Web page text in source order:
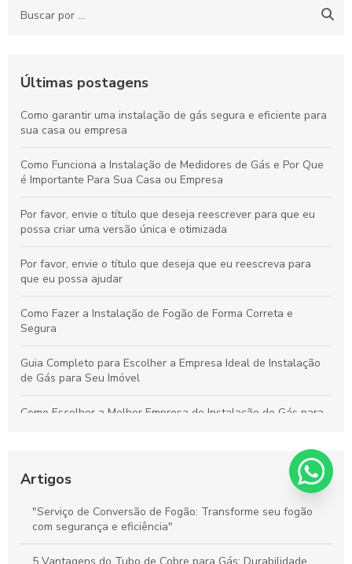
Últimas postagens
Como garantir uma instalação de gás segura e eficiente para
sua casa ou empresa
Como Funciona a Instalação de Medidores de Gás e Por Que
é Importante Para Sua Casa ou Empresa
Por favor, envie o título que deseja reescrever para que eu
possa criar uma versão única e otimizada
Por favor, envie o título que deseja que eu reescreva para
que eu possa ajudar
Como Fazer a Instalação de Fogão de Forma Correta e
Segura
Guia Completo para Escolher a Empresa Ideal de Instalação
de Gás para Seu Imóvel
Como Escolher a Melhor Empresa de Instalação de Gás para
Estratégias Essenciais para Melhorar a Coleta de Mercadorias
e Aumentar a Eficiência Logística
Guia Definitivo para Instalar Fogões: Passos Práticos e Dicas
Essenciais
Guia Essencial para Instalar Seu Fogão Corretamente e Evitar
Artigos
"Serviço de Conversão de Fogão: Transforme seu fogão
com segurança e eficiência"
5 Vantagens do Tubo de Cobre para Gás: Durabilidade,